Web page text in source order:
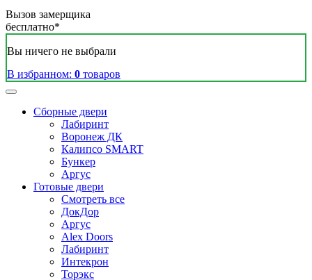
Вызов замерщика
бесплатно*
Вы ничего не выбрали
В избранном: 0 товаров
Сборные двери
Лабиринт
Воронеж ДК
Калипсо SMART
Бункер
Аргус
Готовые двери
Смотреть все
ДокДор
Аргус
Alex Doors
Лабиринт
Интекрон
Торэкс